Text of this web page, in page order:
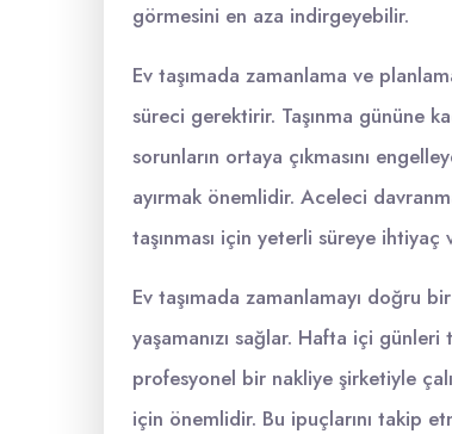
görmesini en aza indirgeyebilir.
Ev taşımada zamanlama ve
süreci gerektirir. Taşınma gününe
sorunların ortaya çıkmasını
ayırmak önemlidir. Aceleci
taşınması için yeterli süreye ihtiyaç
Ev taşımada zamanlamayı doğru
yaşamanızı sağlar. Hafta içi
profesyonel bir nakliye şirketiyle
için önemlidir. Bu ipuçlarını takip